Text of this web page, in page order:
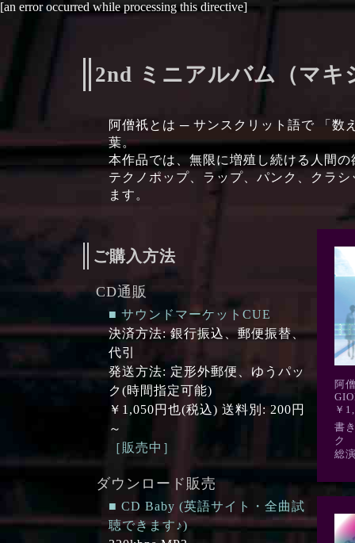
[an error occurred while processing this directive]
2nd ミニアルバム（マキ
阿僧祇とは ─ サンスクリット語で 「数
葉。
本作品では、無限に増殖し続ける人間
テクノポップ、ラップ、パンク、クラ
ます。
ご購入方法
CD通販
■ サウンドマーケットCUE
決済方法: 銀行振込、郵便振替、
代引
発送方法: 定形外郵便、ゆうパッ
ク(時間指定可能)
￥1,050円也(税込) 送料別: 200円
～
［販売中］
ダウンロード販売
■ CD Baby (英語サイト・全曲試
聴できます♪)
阿
￥
書
ク
総